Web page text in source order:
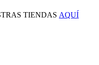
TIENDAS AQUÍ